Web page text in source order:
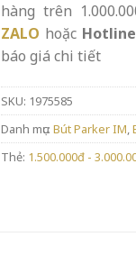
hàng trên
ZALO hoặc
báo giá chi tiết
SKU: 1975585
Danh mục: Bút Parker IM,
Thẻ: 1.500.000đ -